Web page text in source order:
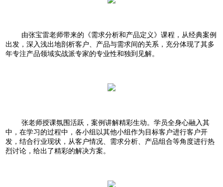
由张宝雷老师带来的《需求分析和产品定义》课程，从经典案例
出发，深入浅出地剖析客户、产品与需求间的关系，充分体现了其多
年专注产品领域实战派专家的专业性和独到见解。
张老师授课氛围活跃，案例讲解精彩生动。学员全身心融入其
中，在学习的过程中，各小组以其他小组作为目标客户进行客户开
发，结合行业现状，从客户情况、需求分析、产品组合等角度进行热
烈讨论，给出了精彩的解决方案。